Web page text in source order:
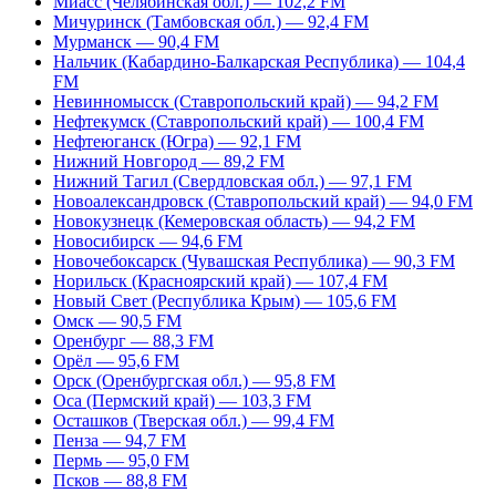
Мичуринск (Тамбовская обл.) — 92,4 FM
Мурманск — 90,4 FM
Нальчик (Кабардино-Балкарская Республика) — 104,4
FM
Невинномысск (Ставропольский край) — 94,2 FM
Нефтекумск (Ставропольский край) — 100,4 FM
Нефтеюганск (Югра) — 92,1 FM
Нижний Новгород — 89,2 FM
Нижний Тагил (Свердловская обл.) — 97,1 FM
Новоалександровск (Ставропольский край) — 94,0 FM
Новокузнецк (Кемеровская область) — 94,2 FM
Новосибирск — 94,6 FM
Новочебоксарск (Чувашская Республика) — 90,3 FM
Норильск (Красноярский край) — 107,4 FM
Новый Свет (Республика Крым) — 105,6 FM
Омск — 90,5 FM
Оренбург — 88,3 FM
Орёл — 95,6 FM
Орск (Оренбургская обл.) — 95,8 FM
Оса (Пермский край) — 103,3 FM
Осташков (Тверская обл.) — 99,4 FM
Пенза — 94,7 FM
Пермь — 95,0 FM
Псков — 88,8 FM